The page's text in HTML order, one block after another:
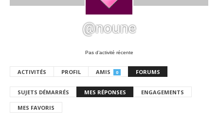
@noune
Pas d’activité récente
ACTIVITÉS PROFIL AMIS 0 FORUMS
SUJETS DÉMARRÉS MES RÉPONSES ENGAGEMENTS
MES FAVORIS